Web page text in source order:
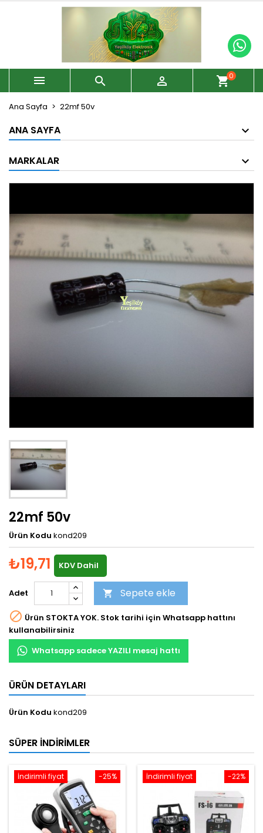
   shopping_cart0
Ana Sayfa 22mf 50v
ANA SAYFA
MARKALAR
22mf 50v
Ürün Kodu kond209
₺19,71 KDV Dahil
Adet  Sepete ekle
 Ürün STOKTA YOK. Stok tarihi için Whatsapp hattını
kullanabilirsiniz
Whatsapp sadece YAZILI mesaj hattı
ÜRÜN DETAYLARI
Ürün Kodu kond209
SÜPER İNDIRIMLER
-25%
İndirimli fiyat -22%
İndirimli fiyat